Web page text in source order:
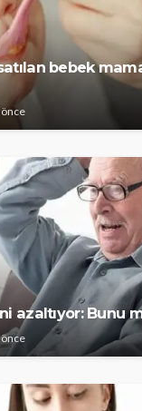
bebek
önce
azaltıyor: Bunu
önce